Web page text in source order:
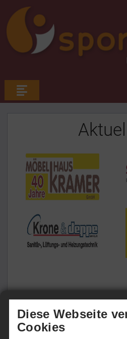
Deutsche Jüngsten
Meisterschaften
Und wenn Ihr die neue Steffi
Diese Webseite
Cookies